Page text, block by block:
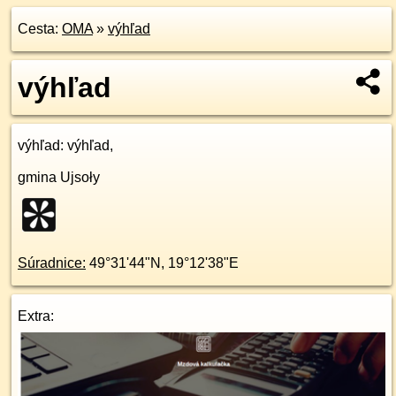
Cesta: OMA» výhľad
výhľad
výhľad: výhľad,
gmina Ujsoły
Súradnice: 49°31'44"N , 19°12'38"E
Extra: